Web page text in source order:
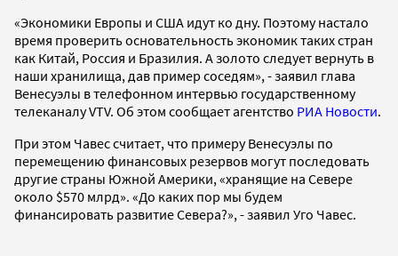
«Экономики Европы и США идут ко дну. Поэтому настало
время проверить основательность экономик таких стран
как Китай, Россия и Бразилия. А золото следует вернуть в
наши хранилища, дав пример соседям», - заявил глава
Венесуэлы в телефонном интервью государственному
телеканалу VTV. Об этом сообщает агентство РИА Новости.
При этом Чавес считает, что примеру Венесуэлы по
перемещению финансовых резервов могут последовать
другие страны Южной Америки, «хранящие на Севере
около $570 млрд». «До каких пор мы будем
финансировать развитие Севера?», - заявил Уго Чавес.